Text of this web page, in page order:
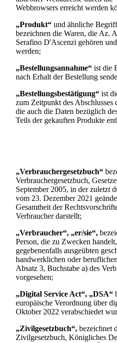
Webbrowsers erreicht werden
„Produkt“ und ähnliche
bezeichnen die Waren, die Az.
Serafino D'Ascenzi gehören
werden;
„Bestellungsannahme“ ist die
nach Erhalt der Bestellung
„Bestellungsbestätigung“ ist
zum Zeitpunkt des Abschlusses
die auch die Daten bezüglich
Teils der gekauften Produkte
„Verbrauchergesetzbuch“
Verbrauchergesetzbuch,
September 2005, in der zuletzt
vom 23. Dezember 2021
Gesamtheit der
Verbraucher darstellt;
„Verbraucher“, „er/sie“,
Person, die zu Zwecken
gegebenenfalls ausgeübten
handwerklichen oder
Absatz 3, Buchstabe a) des
vorgesehen;
„Digital Service Act“, „DSA“
europäische Verordnung über
Oktober 2022 verabschiedet
„Zivilgesetzbuch“, bezeichnet
Zivilgesetzbuch, Königliches